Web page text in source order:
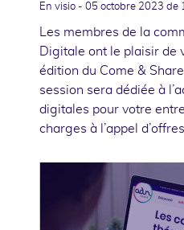
En visio - 05 octobre 2023 de
Les membres de la
Digitale ont le plaisir de
édition du Come &
session sera dédiée à
digitales pour votre
charges à l’appel d’offres.